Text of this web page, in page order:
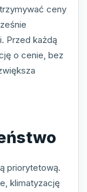
ceny
Przed każdą
o cenie, bez
priorytetową.
klimatyzację